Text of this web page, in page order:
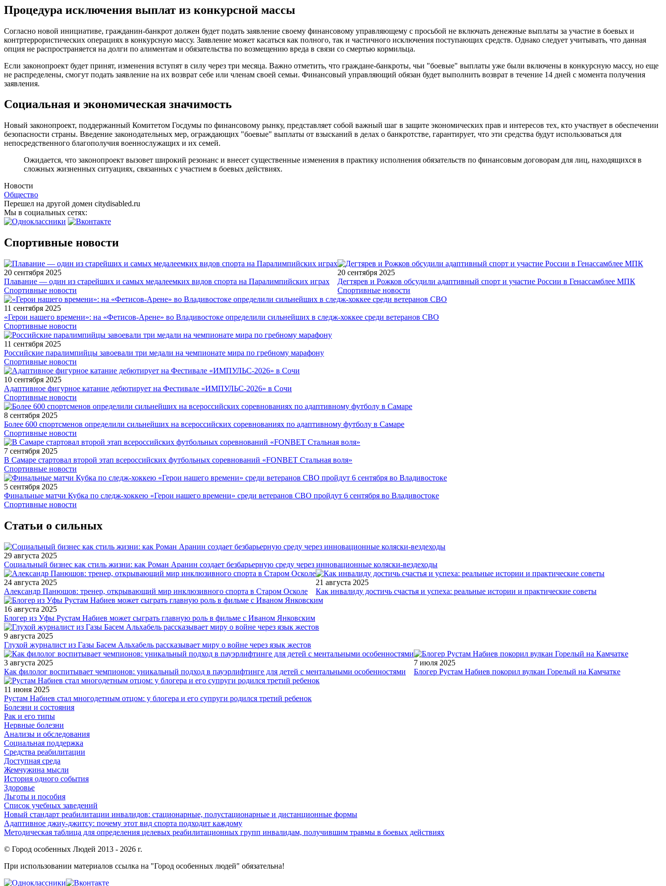
Процедура исключения выплат из конкурсной массы
Согласно новой инициативе, гражданин-банкрот должен будет подать заявление своему финансовому управляющему с просьбой не включать денежные выплаты за участие в боевых и
контртеррористических операциях в конкурсную массу. Заявление может касаться как полного, так и частичного исключения поступающих средств. Однако следует учитывать, что данная
опция не распространяется на долги по алиментам и обязательства по возмещению вреда в связи со смертью кормильца.
Если законопроект будет принят, изменения вступят в силу через три месяца. Важно отметить, что граждане-банкроты, чьи "боевые" выплаты уже были включены в конкурсную массу, но еще
не распределены, смогут подать заявление на их возврат себе или членам своей семьи. Финансовый управляющий обязан будет выполнить возврат в течение 14 дней с момента получения
заявления.
Социальная и экономическая значимость
Новый законопроект, поддержанный Комитетом Госдумы по финансовому рынку, представляет собой важный шаг в защите экономических прав и интересов тех, кто участвует в обеспечении
безопасности страны. Введение законодательных мер, ограждающих "боевые" выплаты от взысканий в делах о банкротстве, гарантирует, что эти средства будут использоваться для
непосредственного благополучия военнослужащих и их семей.
Ожидается, что законопроект вызовет широкий резонанс и внесет существенные изменения в практику исполнения обязательств по финансовым договорам для лиц, находящихся в
сложных жизненных ситуациях, связанных с участием в боевых действиях.
Новости
Общество
Перешел на другой домен citydisabled.ru
Мы в социальных сетях:
Спортивные новости
20 сентября 2025
Плавание — один из старейших и самых медалеемких видов спорта на Паралимпийских играх
Спортивные новости
20 сентября 2025
Дегтярев и Рожков обсудили адаптивный спорт и участие России в Генассамблее МПК
Спортивные новости
11 сентября 2025
«Герои нашего времени»: на «Фетисов-Арене» во Владивостоке определили сильнейших в следж-хоккее среди ветеранов СВО
Спортивные новости
11 сентября 2025
Российские паралимпийцы завоевали три медали на чемпионате мира по гребному марафону
Спортивные новости
10 сентября 2025
Адаптивное фигурное катание дебютирует на Фестивале «ИМПУЛЬС-2026» в Сочи
Спортивные новости
8 сентября 2025
Более 600 спортсменов определили сильнейших на всероссийских соревнованиях по адаптивному футболу в Самаре
Спортивные новости
7 сентября 2025
В Самаре стартовал второй этап всероссийских футбольных соревнований «FONBET Стальная воля»
Спортивные новости
5 сентября 2025
Финальные матчи Кубка по следж-хоккею «Герои нашего времени» среди ветеранов СВО пройдут 6 сентября во Владивостоке
Спортивные новости
Статьи о сильных
29 августа 2025
Социальный бизнес как стиль жизни: как Роман Аранин создает безбарьерную среду через инновационные коляски-вездеходы
24 августа 2025
Александр Панюшов: тренер, открывающий мир инклюзивного спорта в Старом Осколе
21 августа 2025
Как инвалиду достичь счастья и успеха: реальные истории и практические советы
16 августа 2025
Блогер из Уфы Рустам Набиев может сыграть главную роль в фильме с Иваном Янковским
9 августа 2025
Глухой журналист из Газы Басем Альхабель рассказывает миру о войне через язык жестов
3 августа 2025
Как филолог воспитывает чемпионов: уникальный подход в пауэрлифтинге для детей с ментальными особенностями
7 июля 2025
Блогер Рустам Набиев покорил вулкан Горелый на Камчатке
11 июня 2025
Рустам Набиев стал многодетным отцом: у блогера и его супруги родился третий ребенок
Болезни и состояния
Рак и его типы
Нервные болезни
Анализы и обследования
Социальная поддержка
Средства реабилитации
Доступная среда
Жемчужина мысли
История одного события
Здоровье
Льготы и пособия
Список учебных заведений
Новый стандарт реабилитации инвалидов: стационарные, полустационарные и дистанционные формы
Адаптивное джиу-джитсу: почему этот вид спорта подходит каждому
Методическая таблица для определения целевых реабилитационных групп инвалидам, получившим травмы в боевых действиях
© Город особенных Людей 2013 - 2026 г.
При использовании материалов ссылка на "Город особенных людей" обязательна!